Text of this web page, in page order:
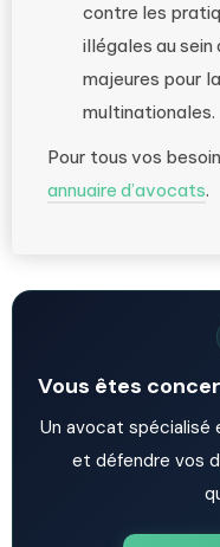
contre les
illégales au sein
majeures pour
multinationales.
Pour tous vos
annuaire d’avocats.
Vous êtes
Un avocat spécialisé
et défendre vos